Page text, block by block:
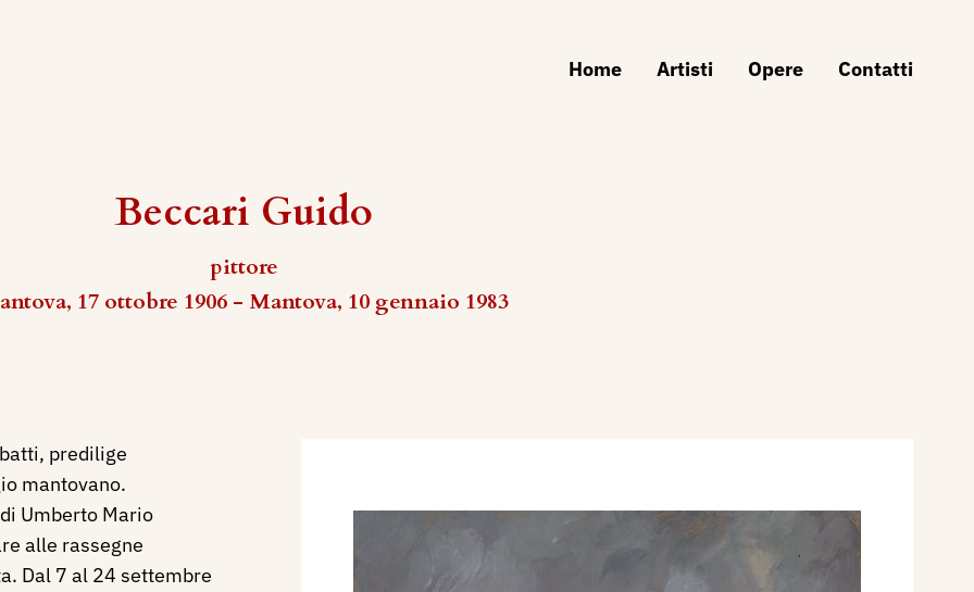
Home Artisti Opere Contatti
Beccari Guido
pittore
17 ottobre 1906 - Mantova, 10 gennaio 1983
predilige
mantovano.
Umberto Mario
alle rassegne
Dal 7 al 24 settembre